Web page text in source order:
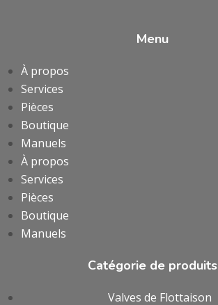
Menu
À propos
Services
Pièces
Boutique
Manuels
À propos
Services
Pièces
Boutique
Manuels
Catégorie de produits
Valves de Flottaison